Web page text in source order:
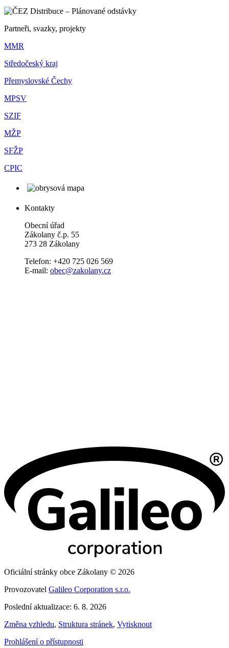
Partneři, svazky, projekty
MMR
Středočeský kraj
Přemyslovské Čechy
MPSV
SZIF
MŽP
SFŽP
CPIC
Kontakty
Obecní úřad
Zákolany č.p. 55
273 28 Zákolany
Telefon: +420 725 026 569
E-mail: obec@zakolany.cz
Oficiální stránky obce Zákolany © 2026
Provozovatel Galileo Corporation s.r.o.
Poslední aktualizace: 6. 8. 2026
Změna vzhledu, Struktura stránek, Vytisknout
Prohlášení o přístupnosti